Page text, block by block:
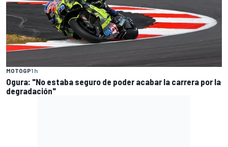
MOTOGP1 h
Ogura: "No estaba seguro de poder acabar la carrera por la
degradación"